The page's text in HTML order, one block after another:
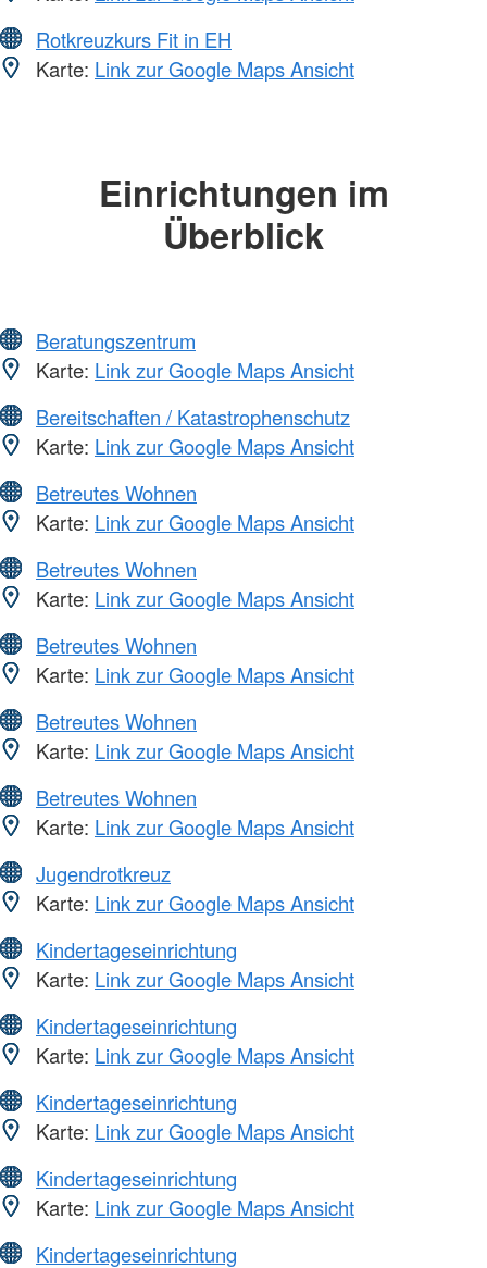
Rotkreuzkurs Fit in EH
Karte: Link zur Google Maps Ansicht
Einrichtungen im
Überblick
Beratungszentrum
Karte: Link zur Google Maps Ansicht
Bereitschaften / Katastrophenschutz
Karte: Link zur Google Maps Ansicht
Betreutes Wohnen
Karte: Link zur Google Maps Ansicht
Betreutes Wohnen
Karte: Link zur Google Maps Ansicht
Betreutes Wohnen
Karte: Link zur Google Maps Ansicht
Betreutes Wohnen
Karte: Link zur Google Maps Ansicht
Betreutes Wohnen
Karte: Link zur Google Maps Ansicht
Jugendrotkreuz
Karte: Link zur Google Maps Ansicht
Kindertageseinrichtung
Karte: Link zur Google Maps Ansicht
Kindertageseinrichtung
Karte: Link zur Google Maps Ansicht
Kindertageseinrichtung
Karte: Link zur Google Maps Ansicht
Kindertageseinrichtung
Karte: Link zur Google Maps Ansicht
Kindertageseinrichtung